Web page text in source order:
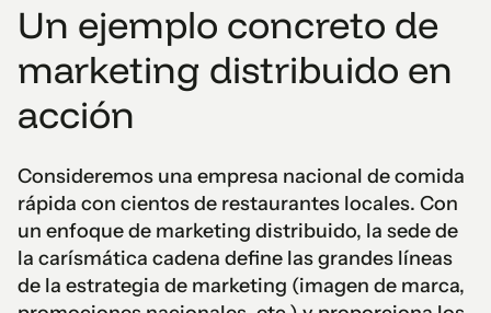
Un ejemplo concreto de
marketing distribuido en
acción
Consideremos una empresa nacional de comida
rápida con cientos de restaurantes locales. Con
un enfoque de marketing distribuido, la sede de
la carísmática cadena define las grandes líneas
de la estrategia de marketing (imagen de marca,